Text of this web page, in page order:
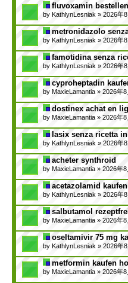
fluvoxamin
by KathlynLesniak » 2026年
metronidazolo
by KathlynLesniak » 2026年
famotidina senza
by KathlynLesniak » 2026年
cyproheptadin
by MaxieLamantia » 2026年
dostinex achat en
by MaxieLamantia » 2026年
lasix senza ricetta
by KathlynLesniak » 2026年
acheter synthroid
by MaxieLamantia » 2026年
acetazolamid
by KathlynLesniak » 2026年
salbutamol
by MaxieLamantia » 2026年
oseltamivir 75 mg
by KathlynLesniak » 2026年
metformin kaufen
by MaxieLamantia » 2026年